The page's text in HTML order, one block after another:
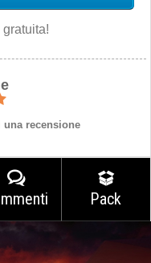
una recensione
Pack